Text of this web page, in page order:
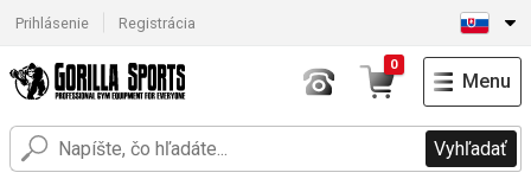
Prihlásenie Registrácia
Vyhľadať
0
Menu